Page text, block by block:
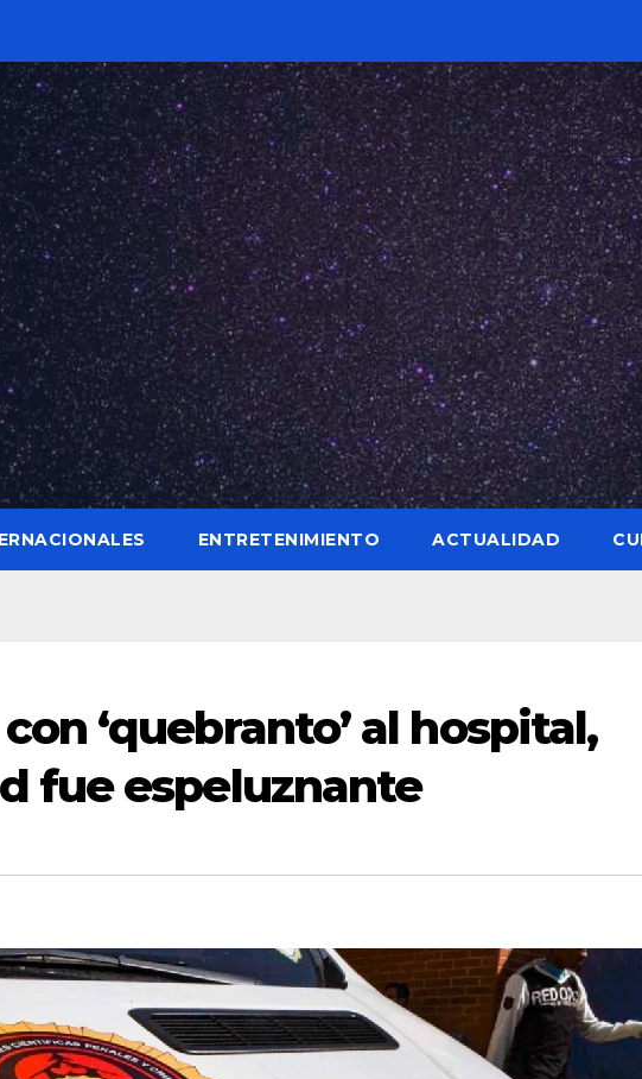
ENTRETENIMIENTO ACTUALIDAD
‘quebranto’ al hospital,
fue espeluznante